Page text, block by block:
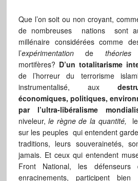
Que l’on soit ou non croyant,
de nombreuses nations sont
millénaire considérées comme
l’expérimentationde théories
mortifères? D’un totalitarisme
de l’horreur du terrorisme
instrumentalisé, aux
économiques, politiques,
par l’ultra-libéralisme
niveleur,le règne de la quantité,
sur les peuples qui entendent
traditions, leurs souverainetés,
jamais. Et ceux qui entendent
Front National, les
enracinements, participent